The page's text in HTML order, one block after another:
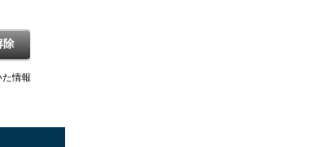
除
情報